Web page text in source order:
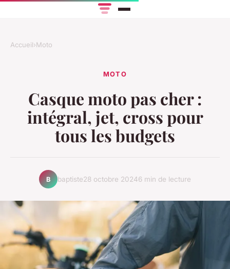
Accueil›Moto
MOTO
Casque moto pas cher :
intégral, jet, cross pour
tous les budgets
B baptiste28 octobre 20246 min de lecture